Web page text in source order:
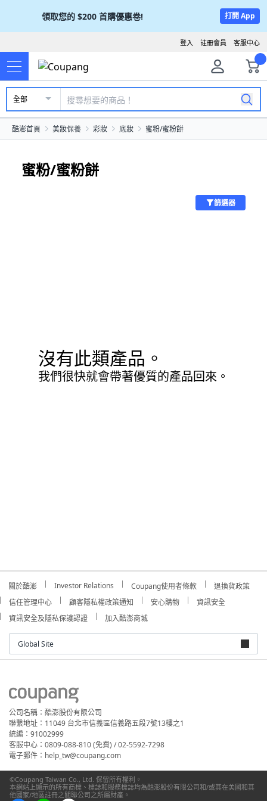
領取您的 $200 首購優惠卷! 打開 App
客服中心
註冊會員
登入
全部
酷澎首頁 美妝保養 彩妝 底妝 蜜粉/蜜粉餅
蜜粉/蜜粉餅
篩選器
沒有此類產品。
我們很快就會帶著優質的產品回來。
關於酷澎 Investor Relations Coupang使用者條款
退換貨政策
信任管理中心
顧客隱私權政策通知 安心購物
資訊安全
資訊安全及隱私保護認證
加入酷澎商城
Global Site
公司名稱：酷澎股份有限公司
聯繫地址：11049 台北市信義區信義路五段7號13樓之1
統編：91002999
客服中心：0809-088-810 (免費) / 02-5592-7298
電子郵件：help_tw@coupang.com
©Coupang Taiwan Co., Ltd. 保留所有權利。
本網站上顯示的所有商標、標誌和服務標誌均為酷澎股份有限公司和/或其在美國和其
他國家/地區註冊之關聯公司之所屬財產。